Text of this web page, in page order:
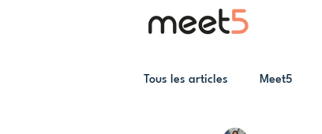
Tous les articles Meet5